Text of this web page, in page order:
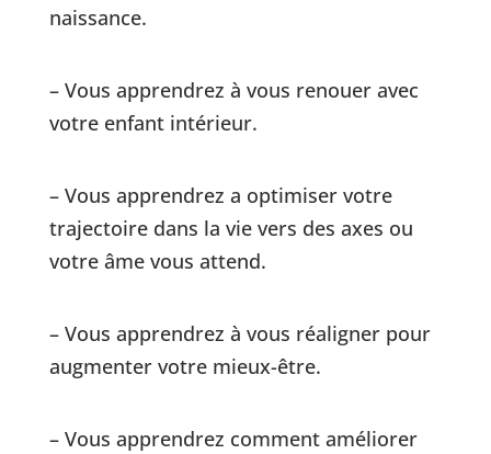
naissance.
– Vous apprendrez à vous renouer avec
votre enfant intérieur.
– Vous apprendrez a optimiser votre
trajectoire dans la vie vers des axes ou
votre âme vous attend.
– Vous apprendrez à vous réaligner pour
augmenter votre mieux-être.
– Vous apprendrez comment améliorer